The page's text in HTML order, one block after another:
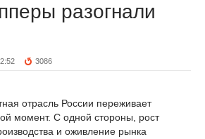
разогнали
3086
отрасль России переживает
момент. С одной стороны, рост
и оживление рынка